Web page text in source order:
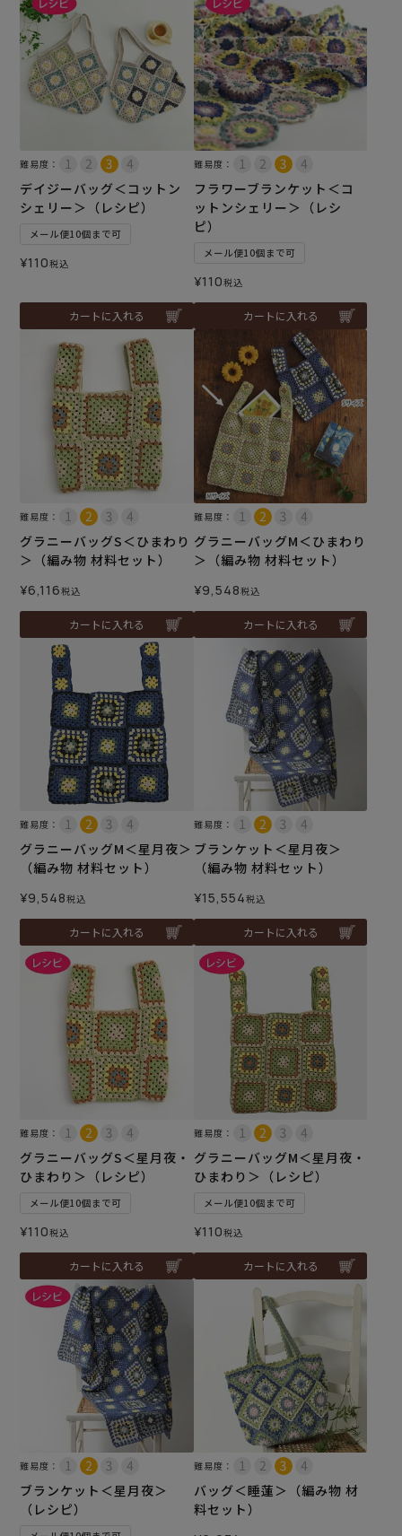
難易度：
デイジーバッグ＜コットン
シェリー＞（レシピ）
メール便10個まで可
¥110税込
カートに入れる
難易度：
フラワーブランケット＜コ
ットンシェリー＞（レシ
ピ）
メール便10個まで可
¥110税込
カートに入れる
難易度：
グラニーバッグS＜ひまわり
＞（編み物 材料セット）
¥6,116税込
カートに入れる
難易度：
グラニーバッグM＜ひまわり
＞（編み物 材料セット）
¥9,548税込
カートに入れる
難易度：
グラニーバッグM＜星月夜＞
（編み物 材料セット）
¥9,548税込
カートに入れる
難易度：
ブランケット＜星月夜＞
（編み物 材料セット）
¥15,554税込
カートに入れる
難易度：
グラニーバッグS＜星月夜・
ひまわり＞（レシピ）
メール便10個まで可
¥110税込
カートに入れる
難易度：
グラニーバッグM＜星月夜・
ひまわり＞（レシピ）
メール便10個まで可
¥110税込
カートに入れる
難易度：
ブランケット＜星月夜＞
（レシピ）
難易度：
バッグ＜睡蓮＞（編み物 材
料セット）